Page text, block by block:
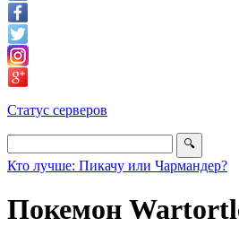
Статус серверов
Кто лучше: Пикачу или Чармандер?
Покемон